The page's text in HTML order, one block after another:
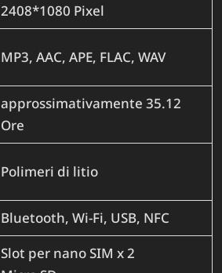
‎2408*1080 Pixel
‎MP3, AAC, APE, FLAC, WAV
‎approssimativamente 35.12
Ore
‎Polimeri di litio
‎Bluetooth, Wi-Fi, USB, NFC
‎Slot per nano SIM x 2